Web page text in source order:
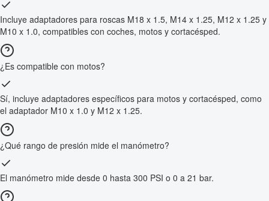
Incluye adaptadores para roscas M18 x 1.5, M14 x 1.25, M12 x 1.25 y
M10 x 1.0, compatibles con coches, motos y cortacésped.
¿Es compatible con motos?
Sí, incluye adaptadores específicos para motos y cortacésped, como
el adaptador M10 x 1.0 y M12 x 1.25.
¿Qué rango de presión mide el manómetro?
El manómetro mide desde 0 hasta 300 PSI o 0 a 21 bar.